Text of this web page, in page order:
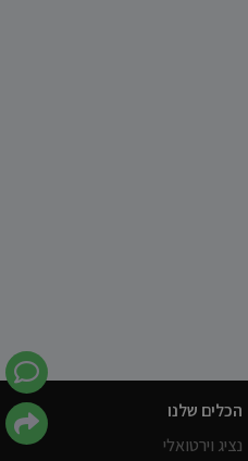
הכלים שלנו
נציג וירטואלי